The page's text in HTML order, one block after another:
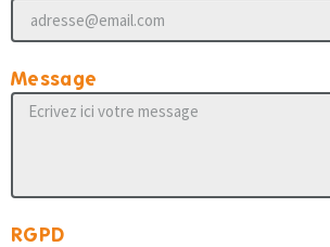
Message
RGPD